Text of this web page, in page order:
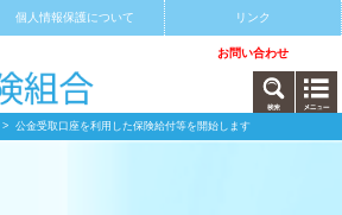
個人情報保護について リンク
お問い合わせ
> 公金受取口座を利用した保険給付等を開始します